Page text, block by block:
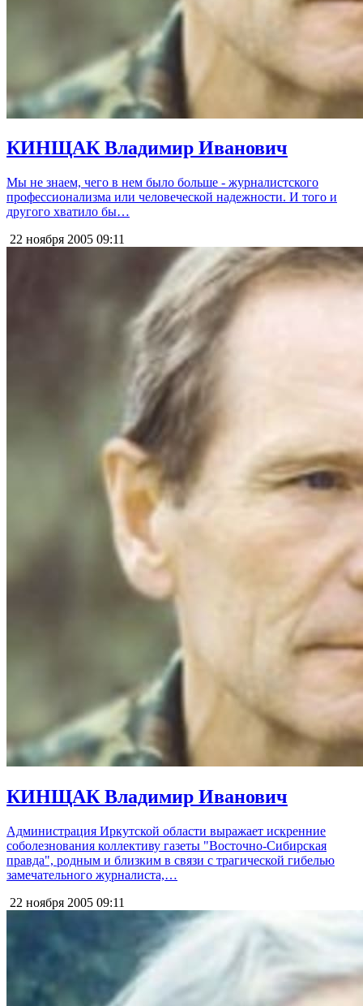
КИНЩАК Владимир Иванович
Мы не знаем, чего в нем было больше - журналистского
профессионализма или человеческой надежности. И того и
другого хватило бы…
22 ноября 2005 09:11
КИНЩАК Владимир Иванович
Администрация Иркутской области выражает искренние
соболезнования коллективу газеты "Восточно-Сибирская
правда", родным и близким в связи с трагической гибелью
замечательного журналиста,…
22 ноября 2005 09:11